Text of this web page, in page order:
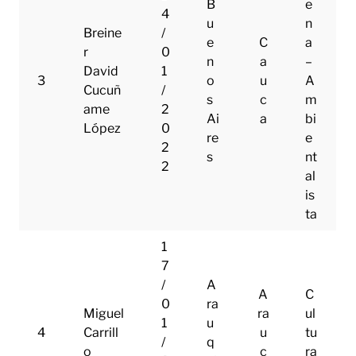
3
Breine
r
David
Cucuñ
ame
López
4
/
0
1
/
2
0
2
2
B
u
e
n
o
s
Ai
re
s
C
a
u
c
a
e
n
a
–
A
m
bi
e
nt
al
is
ta
4
Miguel
Carrill
o
1
7
/
0
1
/
A
ra
u
q
A
ra
u
c
C
ul
tu
ra